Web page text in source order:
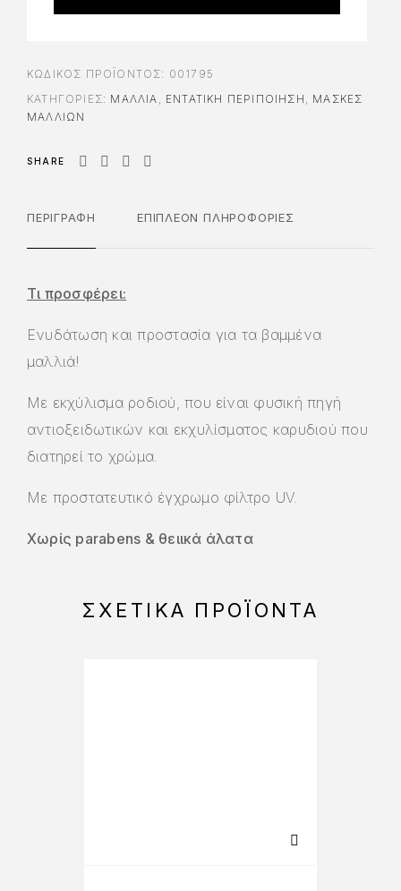
ΚΩΔΙΚΌΣ ΠΡΟΪΌΝΤΟΣ: 001795
ΚΑΤΗΓΟΡΊΕΣ: ΜΑΛΛΙΑ , ΕΝΤΑΤΙΚΉ ΠΕΡΙΠΟΊΗΣΗ , ΜΆΣΚΕΣ
ΜΑΛΛΙΏΝ
SHARE
ΠΕΡΙΓΡΑΦΉ ΕΠΙΠΛΈΟΝ ΠΛΗΡΟΦΟΡΊΕΣ
Τι προσφέρει:
Ενυδάτωση και προστασία για τα βαμμένα
μαλλιά!
Με εκχύλισμα ροδιού, που είναι φυσική πηγή
αντιοξειδωτικών και εκχυλίσματος καρυδιού που
διατηρεί το χρώμα.
Με προστατευτικό έγχρωμο φίλτρο UV.
Χωρίς parabens & θειικά άλατα
ΣΧΕΤΙΚΆ ΠΡΟΪΌΝΤΑ